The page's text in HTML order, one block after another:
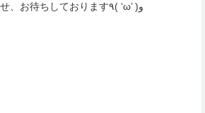
お問い合わせ、お待ちしております٩( ‘ω’ )و